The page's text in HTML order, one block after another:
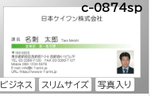
ビジネス スリムサイズ 写真入り
c-0874sp